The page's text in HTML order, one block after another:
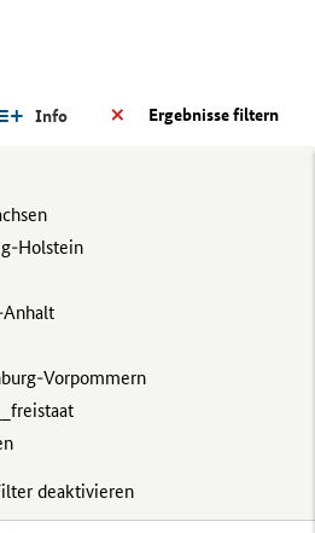
Ergebnisse filtern
Info
Holstein
Anhalt
Vorpommern
deaktivieren